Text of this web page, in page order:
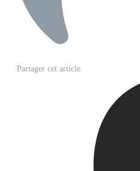
Partager cet article